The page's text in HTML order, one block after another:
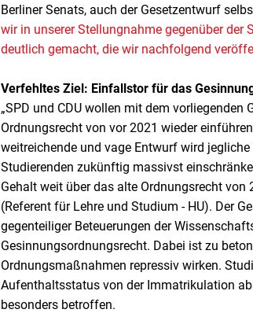
Berliner Senats, auch der Gesetzentwurf
wir in unserer Stellungnahme gegenüber
deutlich gemacht, die wir nachfolgend
Verfehltes Ziel: Einfallstor für das
„SPD und CDU wollen mit dem
Ordnungsrecht von vor 2021 wieder
weitreichende und vage Entwurf wird
Studierenden zukünftig massivst
Gehalt weit über das alte Ordnungsrecht von
(Referent für Lehre und Studium - HU). Der
gegenteiliger Beteuerungen der
Gesinnungsordnungsrecht. Dabei ist zu
Ordnungsmaßnahmen repressiv wirken.
Aufenthaltsstatus von der Immatrikulation
besonders betroffen.